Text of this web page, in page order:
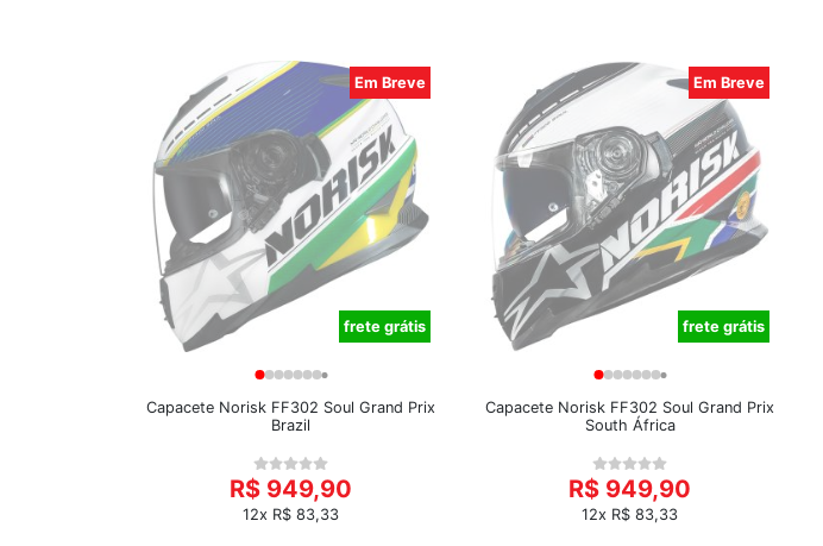
Em Breve
frete grátis
Capacete Norisk FF302 Soul Grand Prix
Brazil
R$ 949,90
12x R$ 83,33
Em Breve
frete grátis
Capacete Norisk FF302 Soul Grand Prix
South África
R$ 949,90
12x R$ 83,33